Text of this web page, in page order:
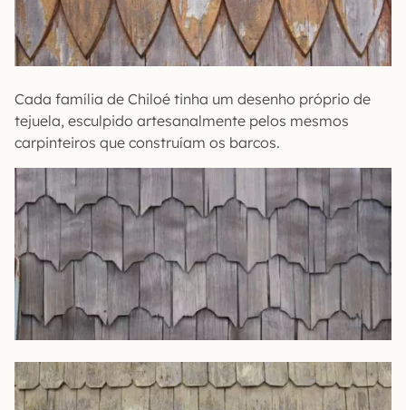
Cada família de Chiloé tinha um desenho próprio de
tejuela, esculpido artesanalmente pelos mesmos
carpinteiros que construíam os barcos.